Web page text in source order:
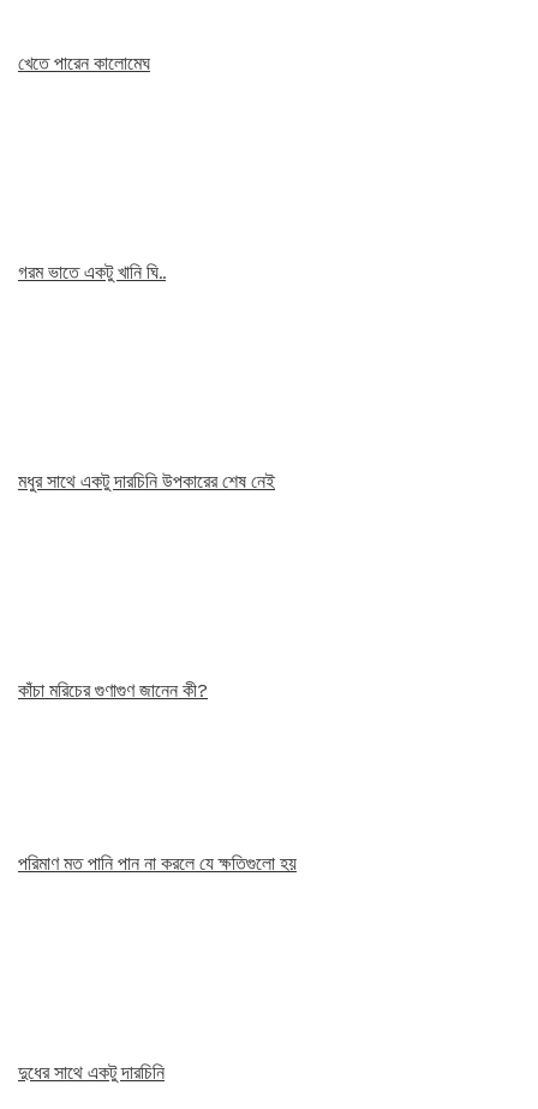
খেতে পারেন কালোমেঘ
গরম ভাতে একটু খানি ঘি..
মধুর সাথে একটু দারচিনি উপকারের শেষ নেই
কাঁচা মরিচের গুণাগুণ জানেন কী?
পরিমাণ মত পানি পান না করলে যে ক্ষতিগুলো হয়
দুধের সাথে একটু দারচিনি